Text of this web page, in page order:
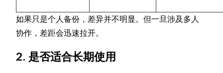
如果只是个人备份，差异并不明显。但一旦涉及多人
协作，差距会迅速拉开。
2. 是否适合长期使用